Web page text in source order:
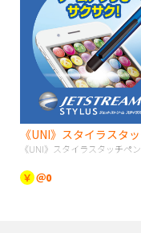
《UNI》スタイラスタッチペン
￥ ＠0